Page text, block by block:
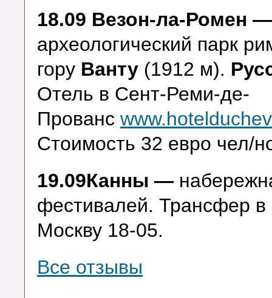
18.09 Везон-ла-Ромен
археологический парк
гору Ванту (1912 м).
Отель в Сент-Реми-де-
Прованс
Стоимость 32 евро чел/
19.09Канны —
фестивалей. Трансфер в
Москву 18-05.
Все отзывы